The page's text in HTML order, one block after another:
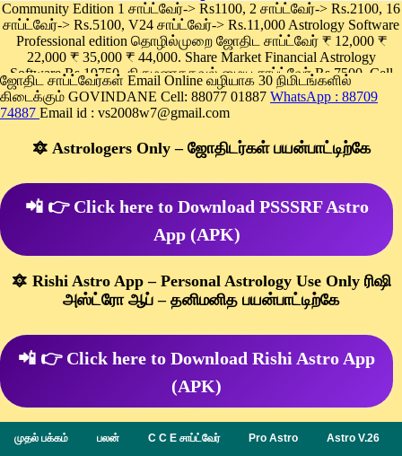
Community Edition 1 சாப்ட்வேர்-> Rs1100, 2 சாப்ட்வேர்-> Rs.2100, 16
சாப்ட்வேர்-> Rs.5100, V24 சாப்ட்வேர்-> Rs.11,000 Astrology Software
Professional edition தொழில்முறை ஜோதிட சாப்ட்வேர் ₹ 12,000 ₹
22,000 ₹ 35,000 ₹ 44,000. Share Market Financial Astrology
Software Rs.19750, திருமணதகவல் மைய சாப்ட்வேர் Rs.7500, Cell
Phone App Rs. 1100
Pay online
ஜோதிட சாப்ட்வேர்கள் Email Online வழியாக 30 நிமிடங்களில்
கிடைக்கும் GOVINDANE Cell: 88077 01887 WhatsApp : 88709
74887 Email id : vs2008w7@gmail.com
🔯 Astrologers Only – ஜோதிடர்கள் பயன்பாட்டிற்கே
📲 👉 Click here to Download PSSSRF Astro
App (APK)
🔯 Rishi Astro App – Personal Astrology Use Only ரிஷி
அஸ்ட்ரோ ஆப் – தனிமனித பயன்பாட்டிற்கே
📲 👉 Click here to Download Rishi Astro App
(APK)
முதல் பக்கம் பலன் C C E சாப்ட்வேர் Pro Astro Astro V.26